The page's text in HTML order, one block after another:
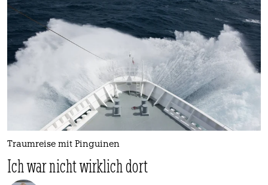
Traumreise mit Pinguinen
Ich war nicht wirklich dort